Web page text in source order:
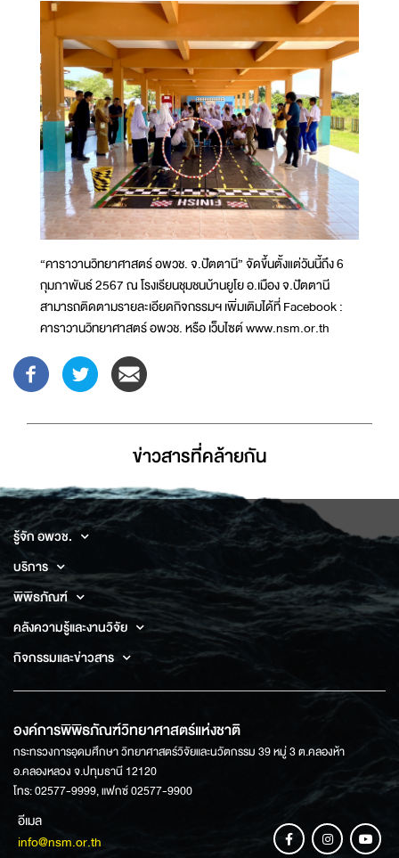
“คาราวานวิทยาศาสตร์ อพวช. จ.ปัตตานี” จัดขึ้นตั้งแต่วันนี้ถึง 6
กุมภาพันธ์ 2567 ณ โรงเรียนชุมชนบ้านยูโย อ.เมือง จ.ปัตตานี
สามารถติดตามรายละเอียดกิจกรรมฯ เพิ่มเติมได้ที่ Facebook :
คาราวานวิทยาศาสตร์ อพวช. หรือ เว็บไซต์ www.nsm.or.th
ข่าวสารที่่คล้ายกัน
รู้จัก อพวช.
บริการ
พิพิธภัณฑ์
คลังความรู้และงานวิจัย
กิจกรรมและข่าวสาร
องค์การพิพิธภัณฑ์วิทยาศาสตร์แห่งชาติ
กระทรวงการอุดมศึกษา วิทยาศาสตร์วิจัยและนวัตกรรม 39 หมู่ 3 ต.คลองห้า
อ.คลองหลวง จ.ปทุมธานี 12120
โทร: 02577-9999, แฟกซ์ 02577-9900
อีเมล
info@nsm.or.th